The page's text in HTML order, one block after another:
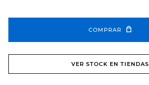
COMPRAR
VER STOCK EN TIENDAS